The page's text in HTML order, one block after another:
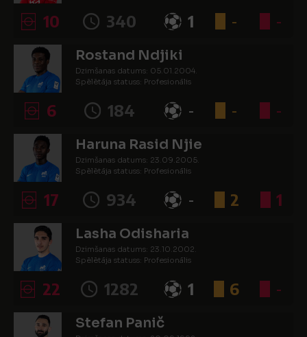
10 340 1 - -
Rostand Ndjiki
Dzimšanas datums: 05.01.2004.
Spēlētāja statuss: Profesionālis
6 184 - - -
Haruna Rasid Njie
Dzimšanas datums: 23.09.2005.
Spēlētāja statuss: Profesionālis
17 934 - 2 1
Lasha Odisharia
Dzimšanas datums: 23.10.2002.
Spēlētāja statuss: Profesionālis
22 1282 1 6 -
Stefan Panič